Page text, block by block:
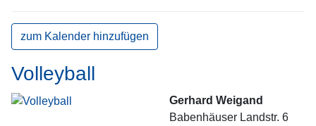
zum Kalender hinzufügen
Volleyball
Gerhard Weigand
Babenhäuser Landstr. 6